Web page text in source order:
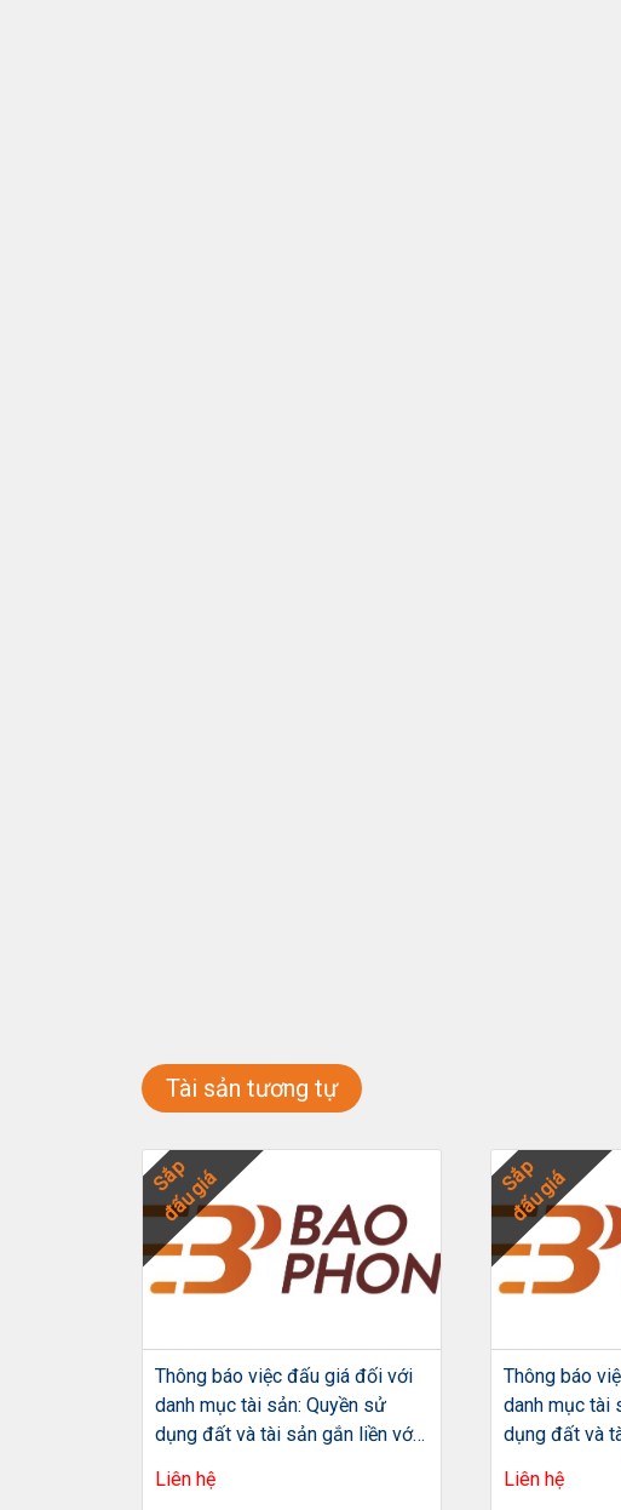
Tài sản tương tự
Sắp
đấu giá
Thông báo việc đấu giá đối với
danh mục tài sản: Quyền sử
dụng đất và tài sản gắn liền với
đồ số 8, diện tích 160,9m2
Liên hệ
Sắp
đấu giá
Thông báo
danh mục tài
dụng đất và
dự án khu
Liên hệ